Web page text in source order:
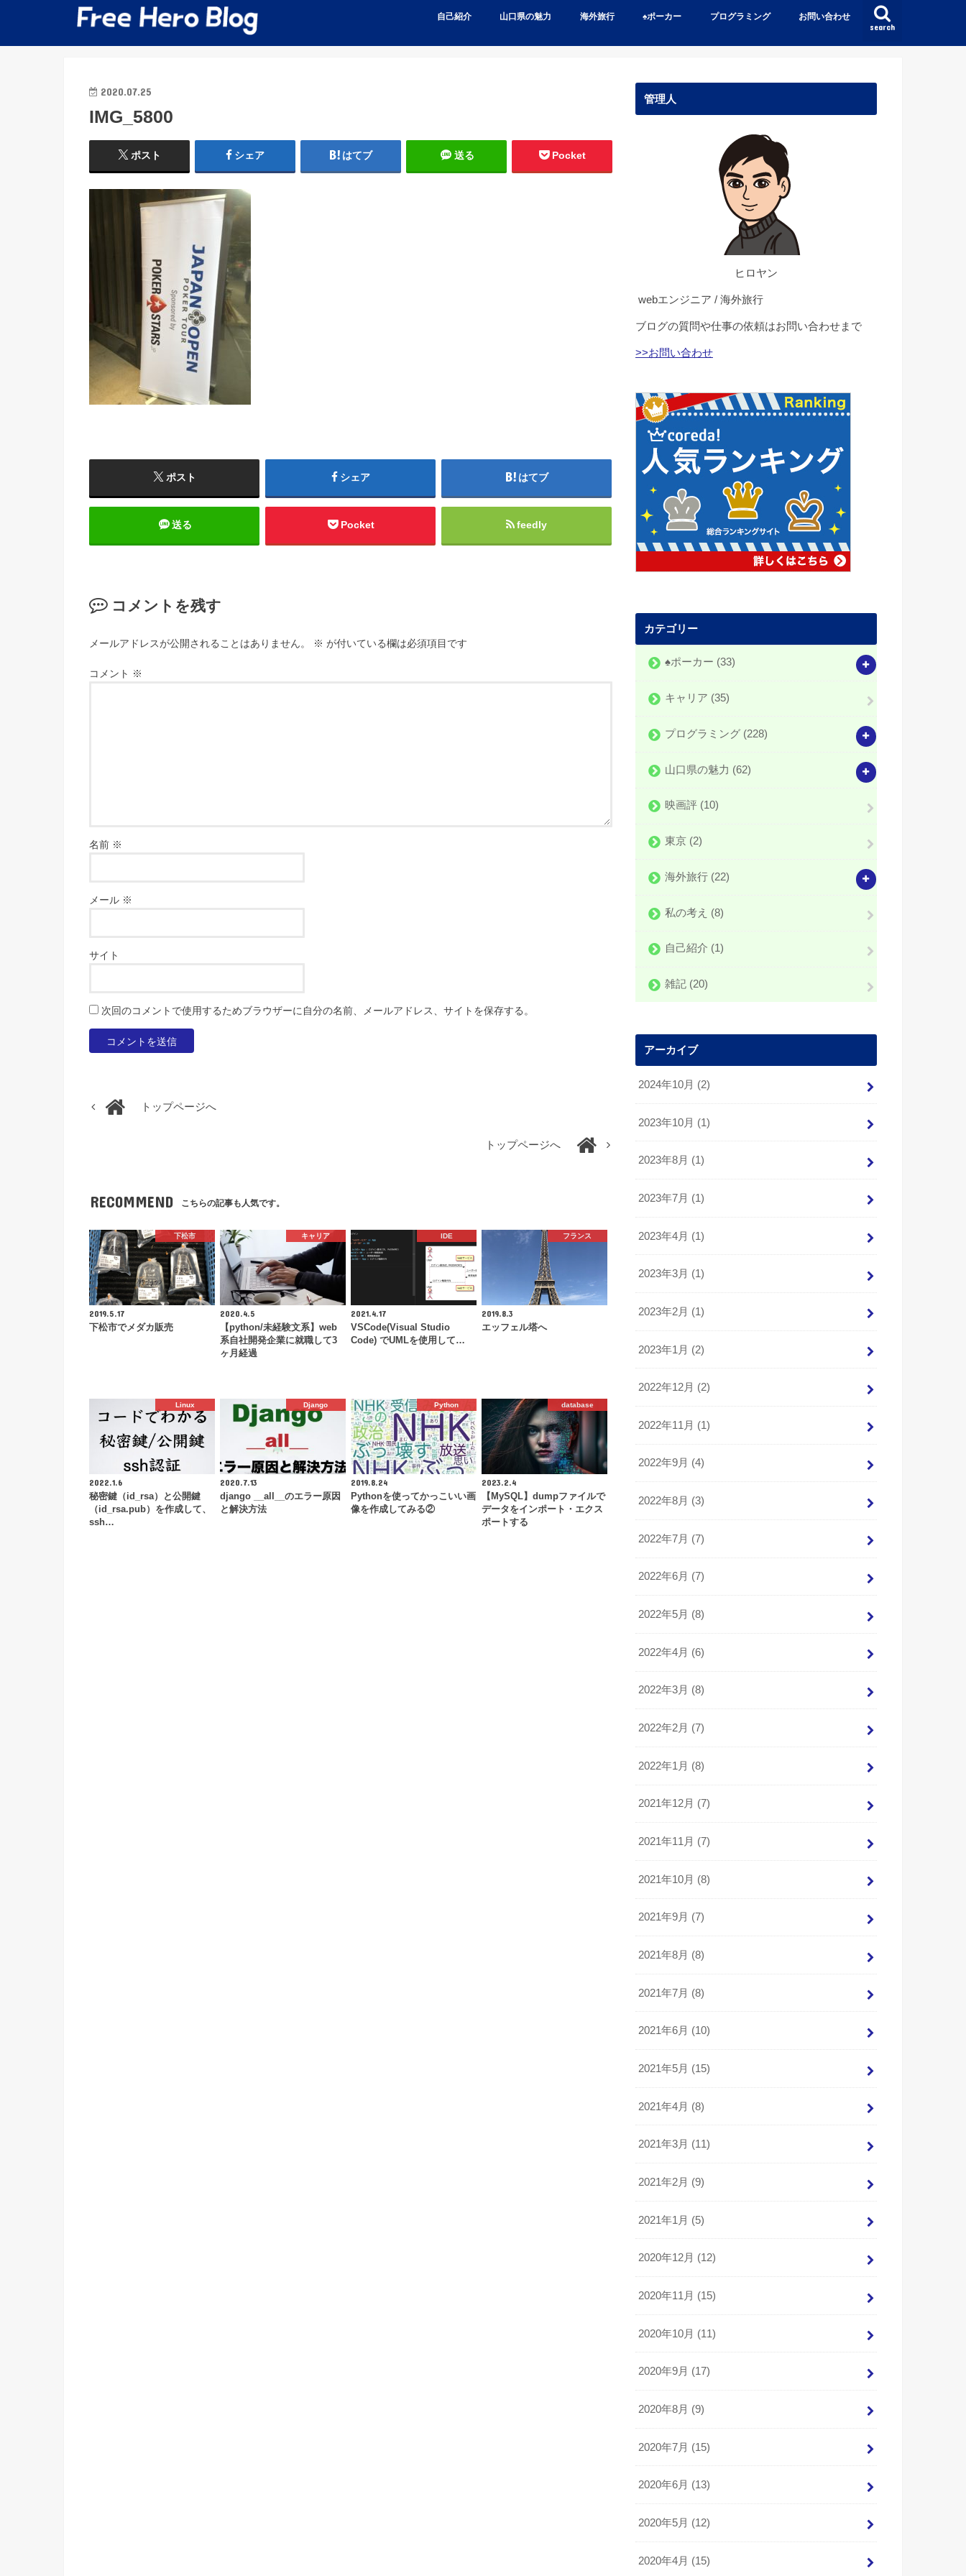
search
自己紹介 山口県の魅力 海外旅行 ♠️ポーカー プログラミング お問い合わせ
2020.07.25
IMG_5800
ポスト シェア はてブ 送る Pocket
ポスト シェア はてブ
送る Pocket feedly
コメントを残す
メールアドレスが公開されることはありません。 ※ が付いている欄は必須項目です
コメント ※
名前 ※
メール ※
サイト
次回のコメントで使用するためブラウザーに自分の名前、メールアドレス、サイトを保存する。
トップページへ
トップページへ
RECOMMEND こちらの記事も人気です。
下松市
2019.5.17
下松市でメダカ販売
キャリア
2020.4.5
【python/未経験文系】web
系自社開発企業に就職して3
ヶ月経過
IDE
2021.4.17
VSCode(Visual Studio
Code) でUMLを使用して…
フランス
2019.8.3
エッフェル塔へ
Linux
2022.1.6
秘密鍵（id_rsa）と公開鍵
（id_rsa.pub）を作成して、
ssh…
Django
2020.7.13
django __all__のエラー原因
と解決方法
Python
2019.8.24
Pythonを使ってかっこいい画
像を作成してみる②
database
2023.2.4
【MySQL】dumpファイルで
データをインポート・エクス
ポートする
管理人
ヒロヤン
webエンジニア / 海外旅行
ブログの質問や仕事の依頼はお問い合わせまで
>>お問い合わせ
カテゴリー
♠️ポーカー (33)
キャリア (35)
プログラミング (228)
山口県の魅力 (62)
映画評 (10)
東京 (2)
海外旅行 (22)
私の考え (8)
自己紹介 (1)
雑記 (20)
アーカイブ
2024年10月 (2)
2023年10月 (1)
2023年8月 (1)
2023年7月 (1)
2023年4月 (1)
2023年3月 (1)
2023年2月 (1)
2023年1月 (2)
2022年12月 (2)
2022年11月 (1)
2022年9月 (4)
2022年8月 (3)
2022年7月 (7)
2022年6月 (7)
2022年5月 (8)
2022年4月 (6)
2022年3月 (8)
2022年2月 (7)
2022年1月 (8)
2021年12月 (7)
2021年11月 (7)
2021年10月 (8)
2021年9月 (7)
2021年8月 (8)
2021年7月 (8)
2021年6月 (10)
2021年5月 (15)
2021年4月 (8)
2021年3月 (11)
2021年2月 (9)
2021年1月 (5)
2020年12月 (12)
2020年11月 (15)
2020年10月 (11)
2020年9月 (17)
2020年8月 (9)
2020年7月 (15)
2020年6月 (13)
2020年5月 (12)
2020年4月 (15)